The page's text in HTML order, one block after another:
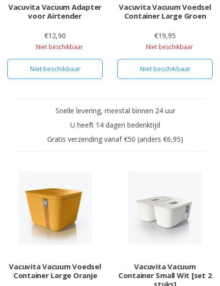
Vacuvita Vacuum Adapter
voor Airtender
€12,90
Niet beschikbaar
Niet beschikbaar
Vacuvita Vacuum Voedsel
Container Large Groen
€19,95
Niet beschikbaar
Niet beschikbaar
Snelle levering, meestal binnen 24 uur
U heeft 14 dagen bedenktijd
Gratis verzending vanaf €50 (anders €6,95)
Vacuvita Vacuum Voedsel
Container Large Oranje
Vacuvita Vacuum
Container Small Wit [set 2
stuks]